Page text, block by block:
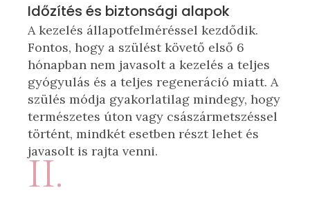
Időzítés és biztonsági alapok
A kezelés állapotfelméréssel kezdődik.
Fontos, hogy a szülést követő első 6
hónapban nem javasolt a kezelés a teljes
gyógyulás és a teljes regeneráció miatt. A
szülés módja gyakorlatilag mindegy, hogy
természetes úton vagy császármetszéssel
történt, mindkét esetben részt lehet és
javasolt is rajta venni.
II.